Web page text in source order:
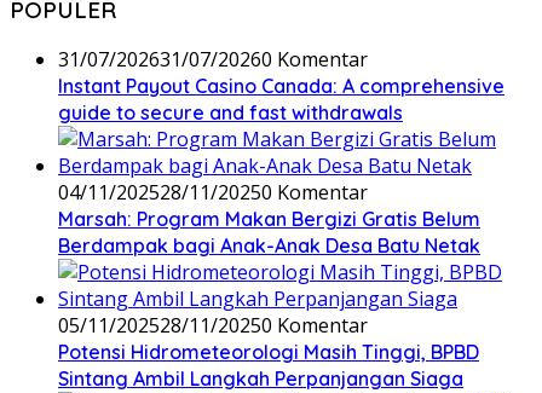
POPULER
31/07/202631/07/20260 Komentar
Instant Payout Casino Canada: A comprehensive
guide to secure and fast withdrawals
04/11/202528/11/20250 Komentar
Marsah: Program Makan Bergizi Gratis Belum
Berdampak bagi Anak-Anak Desa Batu Netak
05/11/202528/11/20250 Komentar
Potensi Hidrometeorologi Masih Tinggi, BPBD
Sintang Ambil Langkah Perpanjangan Siaga